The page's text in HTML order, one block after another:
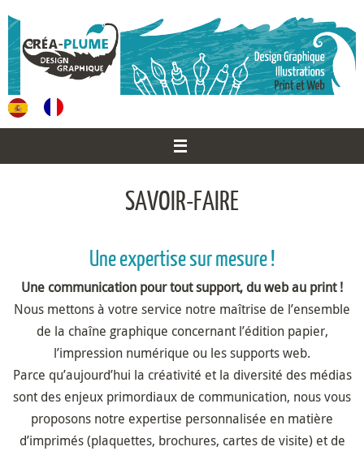
au
contenu
SAVOIR-FAIRE
Une expertise sur mesure !
Une communication pour tout support, du web au print !
Nous mettons à votre service notre maîtrise de l’ensemble
de la chaîne graphique concernant l’édition papier,
l’impression numérique ou les supports web.
Parce qu’aujourd’hui la créativité et la diversité des médias
sont des enjeux primordiaux de communication, nous vous
proposons notre expertise personnalisée en matière
d’imprimés (plaquettes, brochures, cartes de visite) et de